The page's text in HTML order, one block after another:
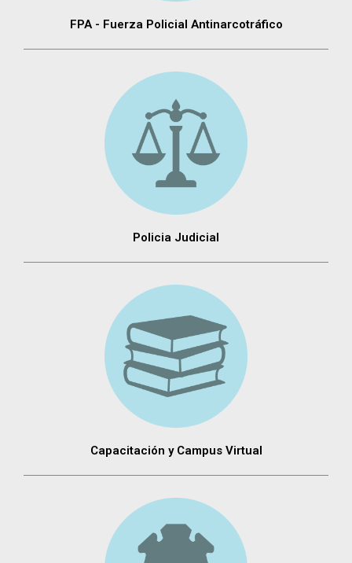
FPA - Fuerza Policial Antinarcotráfico
Policia Judicial
Capacitación y Campus Virtual